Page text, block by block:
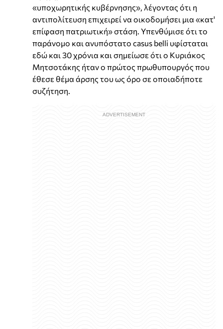
«υποχωρητικής κυβέρνησης», λέγοντας ότι η
αντιπολίτευση επιχειρεί να οικοδομήσει μια «κατ'
επίφαση πατριωτική» στάση. Υπενθύμισε ότι το
παράνομο και ανυπόστατο casus belli υφίσταται
εδώ και 30 χρόνια και σημείωσε ότι ο Κυριάκος
Μητσοτάκης ήταν ο πρώτος πρωθυπουργός που
έθεσε θέμα άρσης του ως όρο σε οποιαδήποτε
συζήτηση.